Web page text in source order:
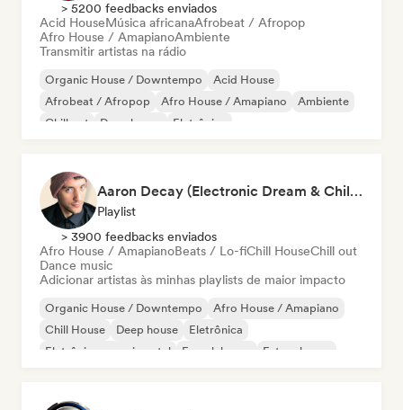
> 5200 feedbacks enviados
Acid HouseMúsica africanaAfrobeat / Afropop
Afro House / AmapianoAmbiente
Transmitir artistas na rádio
Organic House / Downtempo
Acid House
Afrobeat / Afropop
Afro House / Amapiano
Ambiente
Chill out
Deep house Eletrônica
Aaron Decay (Electronic Dream & Chill Electronic Dream playlists)
Playlist
> 3900 feedbacks enviados
Afro House / AmapianoBeats / Lo-fiChill HouseChill out
Dance music
Adicionar artistas às minhas playlists de maior impacto
Organic House / Downtempo
Afro House / Amapiano
Chill House
Deep house
Eletrônica
Eletrônica experimental
French house Future house